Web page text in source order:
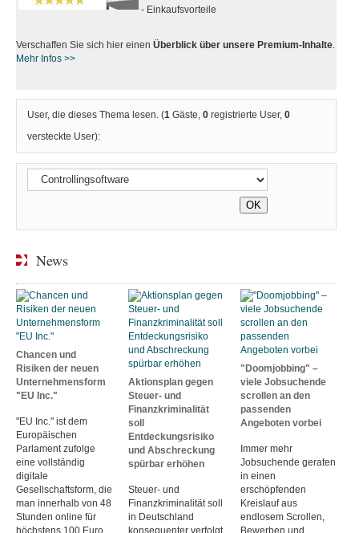
- Einkaufsvorteile
Verschaffen Sie sich hier einen Überblick über unsere Premium-Inhalte
Mehr Infos >>
User, die dieses Thema lesen. (1 Gäste,0 registrierte User,0
versteckte User):
News
Chancen und
Risiken der neuen
Unternehmensform
"EU Inc."
"EU Inc." ist dem
Europäischen
Parlament zufolge
eine vollständig
digitale
Gesellschaftsform, die
man innerhalb von 48
Stunden online für
höchstens 100 Euro
Aktionsplan gegen
Steuer- und
Finanzkriminalität
soll
Entdeckungsrisiko
und Abschreckung
spürbar erhöhen
Steuer- und
Finanzkriminalität soll
in Deutschland
konsequenter verfolgt
"Doomjobbing" –
viele Jobsuchende
scrollen an den
passenden
Angeboten vorbei
Immer mehr
Jobsuchende geraten
in einen
erschöpfenden
Kreislauf aus
endlosem Scrollen,
Bewerben und